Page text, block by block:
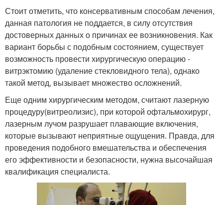
Стоит отметить, что консервативным способам лечения,
данная патология не поддается, в силу отсутствия
достоверных данных о причинах ее возникновения. Как
вариант борьбы с подобным состоянием, существует
возможность провести хирургическую операцию -
витрэктомию (удаление стекловидного тела), однако
такой метод, вызывает множество осложнений.
Еще одним хирургическим методом, считают лазерную
процедуру(витреолизис), при которой офтальмохирург,
лазерным лучом разрушает плавающие включения,
которые вызывают неприятные ощущения. Правда, для
проведения подобного вмешательства и обеспечения
его эффективности и безопасности, нужна высочайшая
квалификация специалиста.